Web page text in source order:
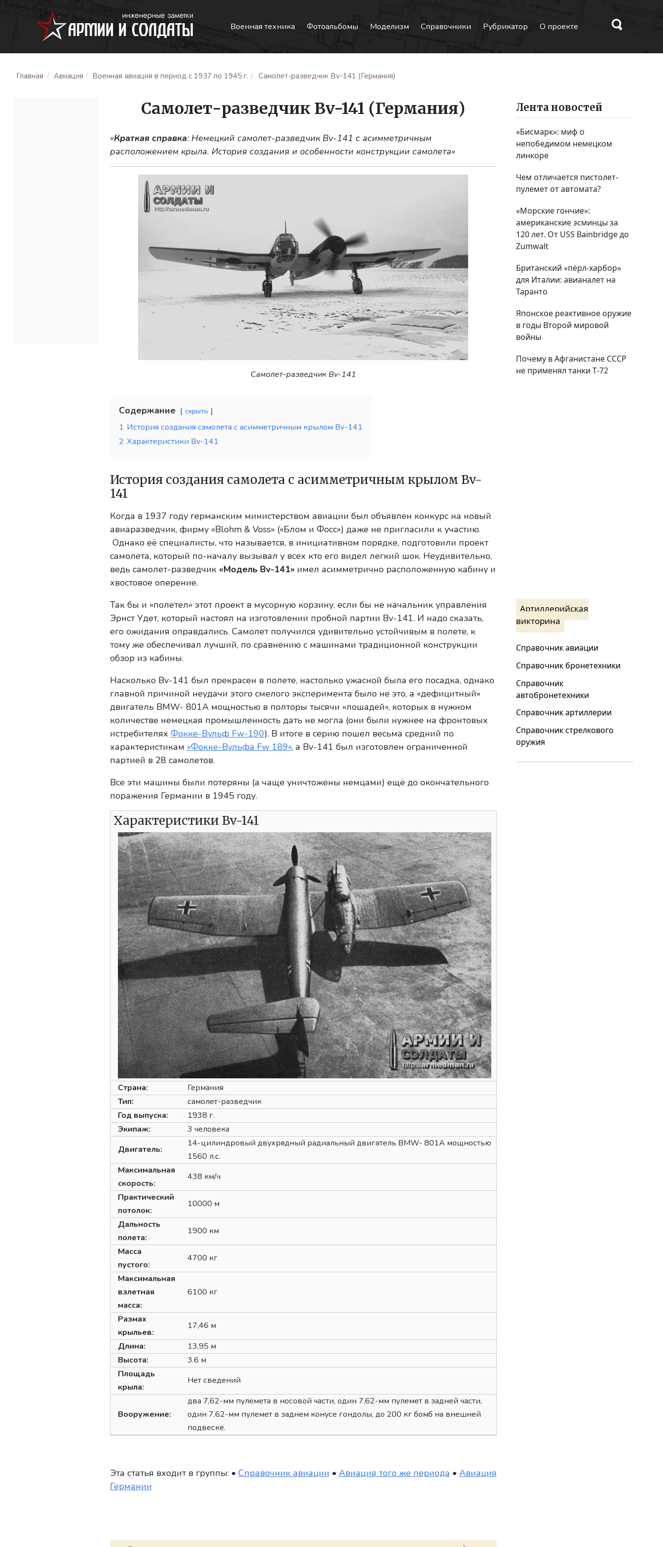
Военная техника Фотоальбомы Моделизм Справочники Рубрикатор О проекте
Главная Авиация Военная авиация в период с 1937 по 1945 г. Самолет-разведчик Bv-141 (Германия)
Самолет-разведчик Bv-141 (Германия)
«Краткая справка: Немецкий самолет-разведчик Bv-141 с асимметричным
расположением крыла. История создания и особенности конструкции самолета»
Самолет-разведчик Bv-141
Содержание скрыть
1 История создания самолета с асимметричным крылом Bv-141
2 Характеристики Bv-141
История создания самолета с асимметричным крылом Bv-
141
Когда в 1937 году германским министерством авиации был объявлен конкурс на новый
авиаразведчик, фирму «Blohm & Voss» («Блом и Фосс») даже не пригласили к участию.
Однако её специалисты, что называется, в инициативном порядке, подготовили проект
самолета, который по-началу вызывал у всех кто его видел легкий шок. Неудивительно,
ведь самолет-разведчик«Модель Bv-141»имел асимметрично расположенную кабину и
хвостовое оперение.
Так бы и «полетел» этот проект в мусорную корзину, если бы не начальник управления
Эрнст Удет, который настоял на изготовлении пробной партии Bv-141. И надо сказать,
его ожидания оправдались. Самолет получился удивительно устойчивым в полете, к
тому же обеспечивал лучший, по сравнению с машинами традиционной конструкции
обзор из кабины.
Насколько Bv-141 был прекрасен в полете, настолько ужасной была его посадка, однако
главной причиной неудачи этого смелого эксперимента было не это, а «дефицитный»
двигатель BMW- 801А мощностью в полторы тысячи «лошадей», которых в нужном
количестве немецкая промышленность дать не могла (они были нужнее на фронтовых
истребителях Фокке-Вульф Fw-190). В итоге в серию пошел весьма средний по
характеристикам «Фокке-Вульфа Fw 189», а Bv-141 был изготовлен ограниченной
партией в 28 самолетов.
Все эти машины были потеряны (а чаще уничтожены немцами) ещё до окончательного
поражения Германии в 1945 году.
Характеристики Bv-141
Страна:
Германия
Тип:
самолет-разведчик
Год выпуска:
1938 г.
Экипаж:
3 человека
Двигатель:
14-цилиндровый двухрядный радиальный двигатель BMW- 801А мощностью
1560 л.с.
Максимальная
скорость:
438 км/ч
Практический
потолок:
10000 м
Дальность
полета:
1900 км
Масса
пустого:
4700 кг
Максимальная
взлетная
масса:
6100 кг
Размах
крыльев:
17,46 м
Длина:
13,95 м
Высота:
3.6 м
Площадь
крыла:
Нет сведений
Вооружение:
два 7,62-мм пулемета в носовой части, один 7,62-мм пулемет в задней части,
один 7,62-мм пулемет в заднем конусе гондолы, до 200 кг бомб на внешней
подвеске.
Эта статья входит в группы: • Справочник авиации • Авиация того же периода • Авиация
Германии
Лента новостей
«Бисмарк»: миф о
непобедимом немецком
линкоре
Чем отличается пистолет-
пулемет от автомата?
«Морские гончие»:
американские эсминцы за
120 лет. От USS Bainbridge до
Zumwalt
Британский «пёрл-харбор»
для Италии: авианалет на
Таранто
Японское реактивное оружие
в годы Второй мировой
войны
Почему в Афганистане СССР
не применял танки Т‑72
Артиллерийская
викторина
Справочник авиации
Справочник бронетехники
Справочник
автобронетехники
Справочник артиллерии
Справочник стрелкового
оружия